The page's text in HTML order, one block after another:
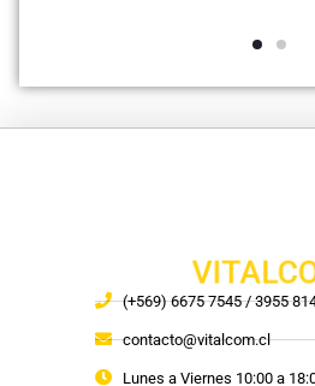
(+569) 6675 7545 / 3955
contacto@vitalcom.cl
Lunes a Viernes 10:00 a